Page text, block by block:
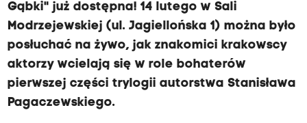
Gąbki" już dostępna! 14 lutego w Sali
Modrzejewskiej (ul. Jagiellońska 1) można było
posłuchać na żywo, jak znakomici krakowscy
aktorzy wcielają się w role bohaterów
pierwszej części trylogii autorstwa Stanisława
Pagaczewskiego.